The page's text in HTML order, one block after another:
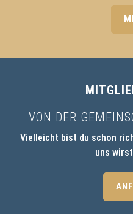
VON DER
Vielleicht bist du schon
uns